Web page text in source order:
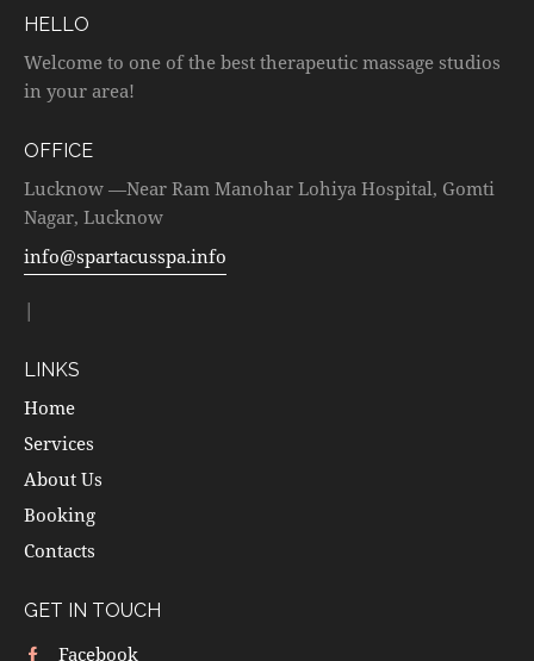
HELLO
Welcome to one of the best therapeutic massage studios
in your area!
OFFICE
Lucknow —Near Ram Manohar Lohiya Hospital, Gomti
Nagar, Lucknow
info@spartacusspa.info
|
LINKS
Home
Services
About Us
Booking
Contacts
GET IN TOUCH
Facebook